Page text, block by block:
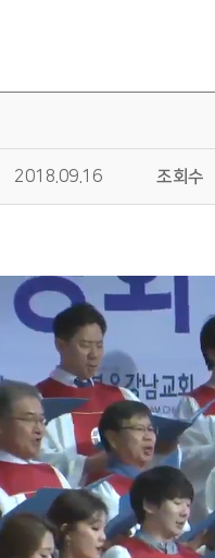
2018.09.16 조회수